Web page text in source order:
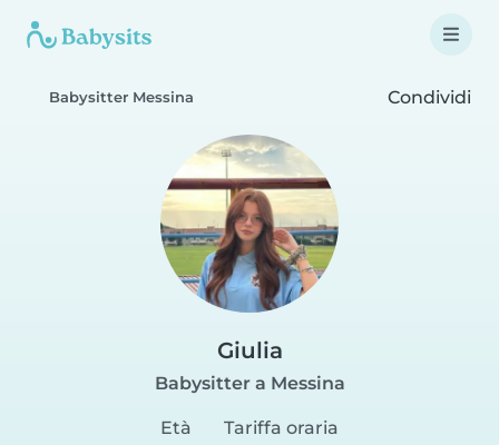
Babysitter Messina Condividi
Giulia
Babysitter a Messina
Età
Tariffa oraria